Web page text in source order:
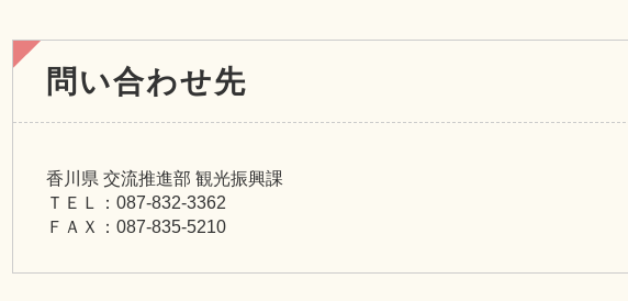
問い合わせ先
香川県 交流推進部 観光振興課
ＴＥＬ：087-832-3362
ＦＡＸ：087-835-5210